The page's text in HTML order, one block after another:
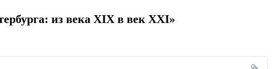
из века XIX в век XXI»